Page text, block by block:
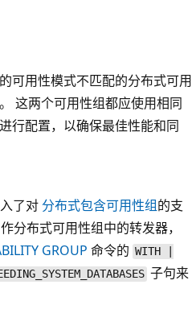
可用性模式不匹配的分布式可用
这两个可用性组都应使用相同
行配置，以确保最佳性能和同
了对 分布式包含可用性组的支
分布式可用性组中的转发器，
GROUP 命令的 WITH |
子句来